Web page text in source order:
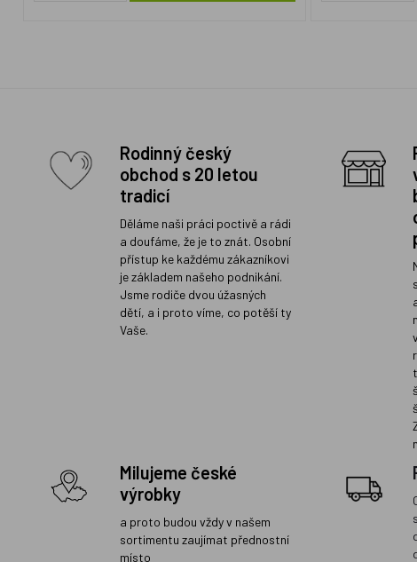
Rodinný český
obchod s 20 letou
tradicí
Děláme naši práci poctivě a rádi
a doufáme, že je to znát. Osobní
přístup ke každému zákazníkovi
je základem našeho podnikání.
Jsme rodiče dvou úžasných
dětí, a i proto víme, co potěší ty
Vaše.
Milujeme české
výrobky
a proto budou vždy v našem
sortimentu zaujímat přednostní
místo